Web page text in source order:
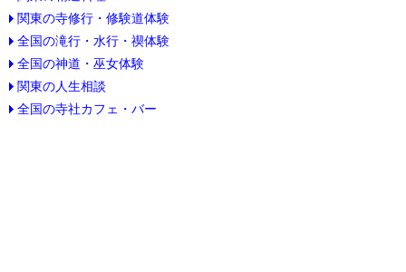
関東の寺修行・修験道体験
全国の滝行・水行・禊体験
全国の神道・巫女体験
関東の人生相談
全国の寺社カフェ・バー